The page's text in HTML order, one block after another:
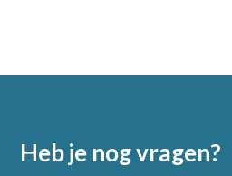
Heb je nog vragen?